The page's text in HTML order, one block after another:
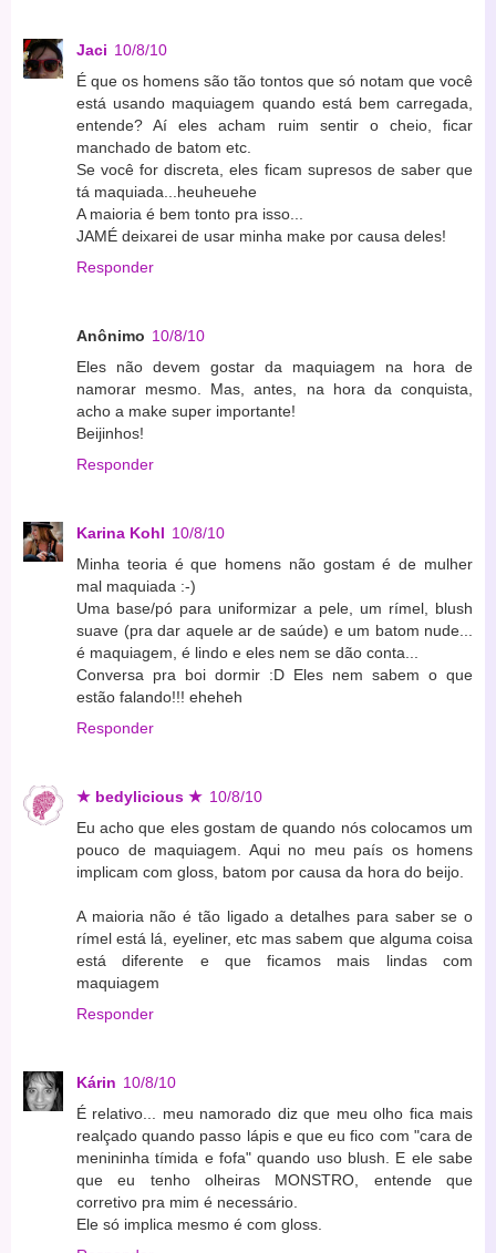
Jaci 10/8/10
É que os homens são tão tontos que só notam que você
está usando maquiagem quando está bem carregada,
entende? Aí eles acham ruim sentir o cheio, ficar
manchado de batom etc.
Se você for discreta, eles ficam supresos de saber que
tá maquiada...heuheuehe
A maioria é bem tonto pra isso...
JAMÉ deixarei de usar minha make por causa deles!
Responder
Anônimo 10/8/10
Eles não devem gostar da maquiagem na hora de
namorar mesmo. Mas, antes, na hora da conquista,
acho a make super importante!
Beijinhos!
Responder
Karina Kohl 10/8/10
Minha teoria é que homens não gostam é de mulher
mal maquiada :-)
Uma base/pó para uniformizar a pele, um rímel, blush
suave (pra dar aquele ar de saúde) e um batom nude...
é maquiagem, é lindo e eles nem se dão conta...
Conversa pra boi dormir :D Eles nem sabem o que
estão falando!!! eheheh
Responder
★ bedylicious ★ 10/8/10
Eu acho que eles gostam de quando nós colocamos um
pouco de maquiagem. Aqui no meu país os homens
implicam com gloss, batom por causa da hora do beijo.
A maioria não é tão ligado a detalhes para saber se o
rímel está lá, eyeliner, etc mas sabem que alguma coisa
está diferente e que ficamos mais lindas com
maquiagem
Responder
Kárin 10/8/10
É relativo... meu namorado diz que meu olho fica mais
realçado quando passo lápis e que eu fico com "cara de
menininha tímida e fofa" quando uso blush. E ele sabe
que eu tenho olheiras MONSTRO, entende que
corretivo pra mim é necessário.
Ele só implica mesmo é com gloss.